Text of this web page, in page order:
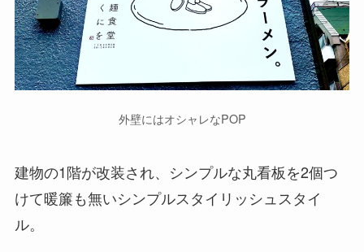
外壁にはオシャレなPOP
建物の1階が改装され、シンプルな丸看板を2個つ
けて暖簾も無いシンプルスタイリッシュスタイ
ル。